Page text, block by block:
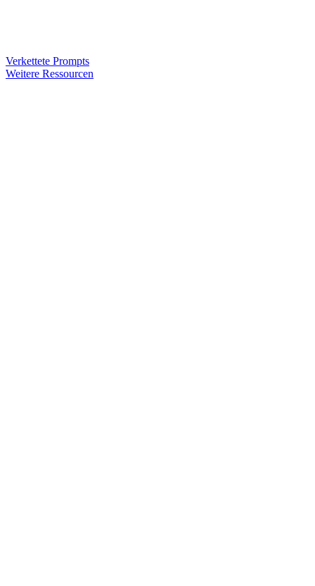
Verkettete Prompts
Weitere Ressourcen